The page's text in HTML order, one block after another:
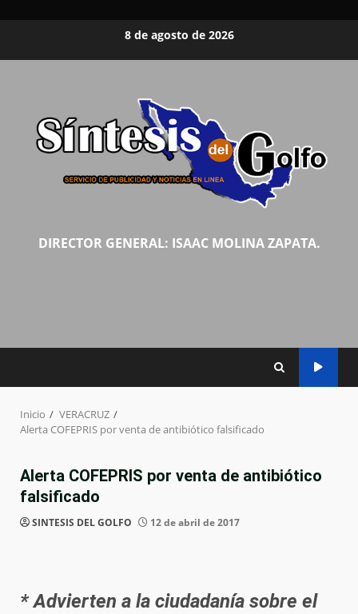
8 de agosto de 2026
DIRECTOR GENERAL: ISAAC MOLINA ZAPATA.
Inicio
VERACRUZ
Alerta COFEPRIS por venta de antibiótico falsificado
Alerta COFEPRIS por venta de antibiótico
falsificado
SINTESIS DEL GOLFO 12 de abril de 2017
* Advierten a la ciudadanía sobre el